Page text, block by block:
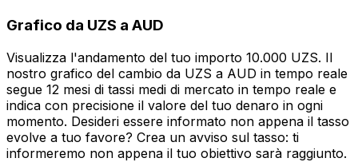
Grafico da UZS a AUD
Visualizza l'andamento del tuo importo 10.000 UZS. Il
nostro grafico del cambio da UZS a AUD in tempo reale
segue 12 mesi di tassi medi di mercato in tempo reale e
indica con precisione il valore del tuo denaro in ogni
momento. Desideri essere informato non appena il tasso
evolve a tuo favore? Crea un avviso sul tasso: ti
informeremo non appena il tuo obiettivo sarà raggiunto.